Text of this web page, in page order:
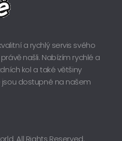
a rychlý servis svého
našli. Nabízím rychlé a
kol a také většiny
jsou dostupné na našem
All Rights Reserved.